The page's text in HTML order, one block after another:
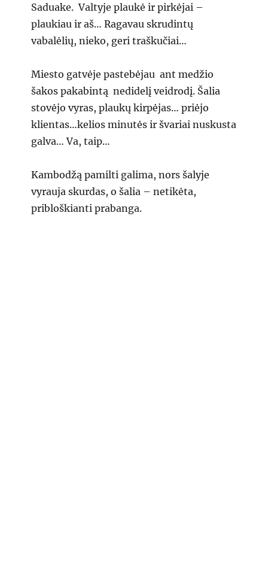
Saduake. Valtyje plaukė ir pirkėjai –
plaukiau ir aš… Ragavau skrudintų
vabalėlių, nieko, geri traškučiai…
Miesto gatvėje pastebėjau ant medžio
šakos pakabintą nedidelį veidrodį. Šalia
stovėjo vyras, plaukų kirpėjas… priėjo
klientas…kelios minutės ir švariai nuskusta
galva… Va, taip…
Kambodžą pamilti galima, nors šalyje
vyrauja skurdas, o šalia – netikėta,
pribloškianti prabanga.